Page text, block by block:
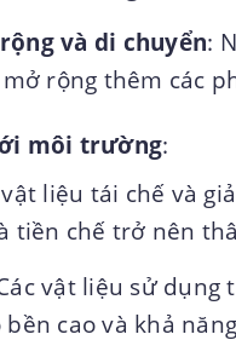
và di chuyển:
rộng thêm các
môi trường:
liệu tái chế và
tiền chế trở nên
vật liệu sử
cao và khả